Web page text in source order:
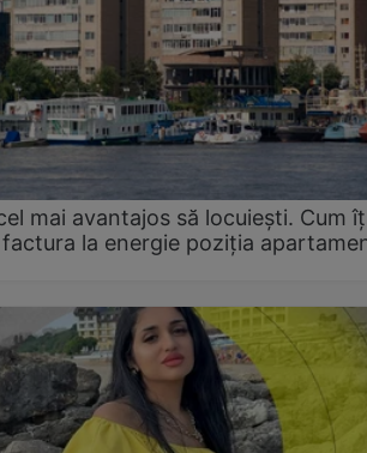
mai avantajos să locuiești. Cum
la energie poziția